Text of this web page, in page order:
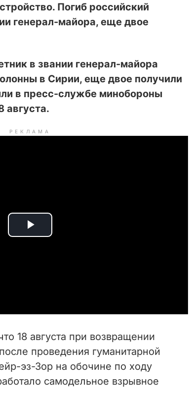
Погиб российский
генерал-майора, еще двое
в звании генерал-майора
в Сирии, еще двое получили
в пресс-службе минобороны
августа.
РЕКЛАМА
P
i
d
18 августа при возвращении
проведения гуманитарной
эз-Зор на обочине по ходу
самодельное взрывное